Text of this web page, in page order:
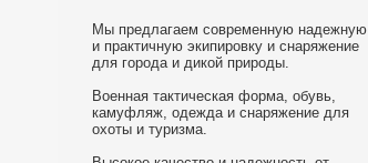
Мы предлагаем современную надежную
и практичную экипировку и снаряжение
для города и дикой природы.
Военная тактическая форма, обувь,
камуфляж, одежда и снаряжение для
охоты и туризма.